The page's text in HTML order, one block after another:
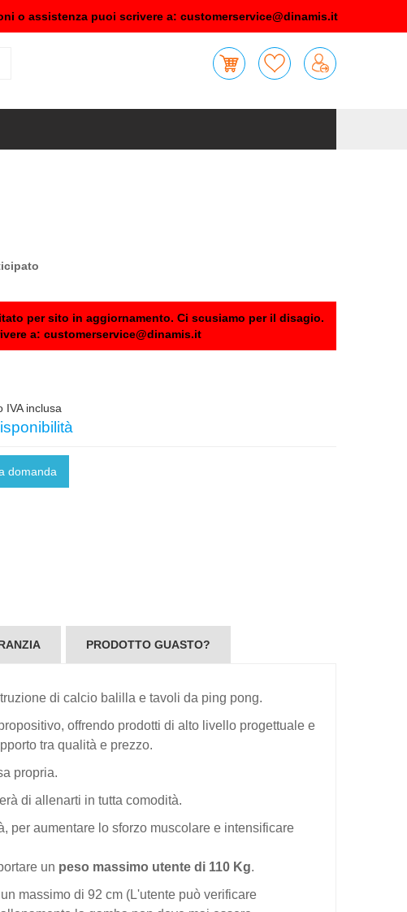
o assistenza puoi scrivere a: customerservice@dinamis.it
per sito in aggiornamento. Ci scusiamo per il disagio.
a: customerservice@dinamis.it
IVA inclusa
domanda
PRODOTTO GUASTO?
di calcio balilla e tavoli da ping pong.
offrendo prodotti di alto livello progettuale e
tra qualità e prezzo.
propria.
di allenarti in tutta comodità.
per aumentare lo sforzo muscolare e intensificare
un peso massimo utente di 110 Kg.
massimo di 92 cm (L'utente può verificare